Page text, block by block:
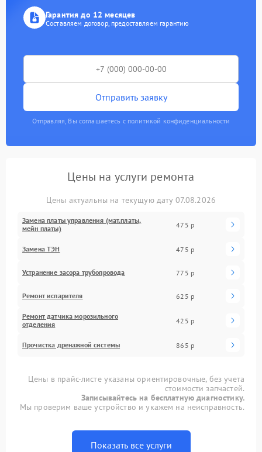
Гарантия до 12 месяцев
Составляем договор, предоставляем гарантию
Отправить заявку
Отправляя, Вы соглашаетесь с политикой конфиденциальности
Цены на услуги ремонта
Цены актуальны на текущую дату 07.08.2026
Замена платы управления (мат.платы,
мейн платы)
475 р
Замена ТЭН 475 р
Устранение засора трубопровода 775 р
Ремонт испарителя 625 р
Ремонт датчика морозильного
отделения
425 р
Прочистка дренажной системы 865 р
Цены в прайс-листе указаны ориентировочные, без учета
стоимости запчастей.
Записывайтесь на бесплатную диагностику.
Мы проверим ваше устройство и укажем на неисправность.
Показать все услуги